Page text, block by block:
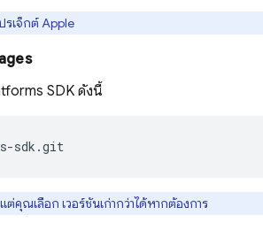
รเจ็กต์ Apple
SDK ดังนี้
sdk.git
ต่คุณเลือก เวอร์ชันเก่ากว่าได้หากต้องการ